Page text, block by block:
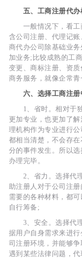
五、工商注册代办
一般情况下，看工
含公司注册、代理记账
商代办公司除基础业
加业务;比较成熟的工
变更、商标注册、资
商务服务，就像企常青
六、选择工商注册
1、省时。相对于独
更加专业，也更加了
理机构作为专业进行
都相当清楚，不会存
分的事件发生。所以
办理完毕。
2、省力。选择代理
助注册人对于公司注
需要的各种材料，都
自行筹备;
3、安全。选择代理
据用户自身需求来进
司注册环境，并能够
遇到某些法律问题，